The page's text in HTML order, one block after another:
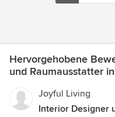
Hervorgehobene
und Raumausstatter
Joyful Living
Interior Designer